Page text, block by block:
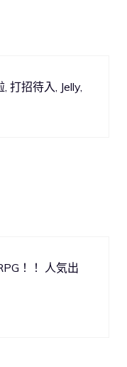
打招待入, Jelly,
！！ 人気出